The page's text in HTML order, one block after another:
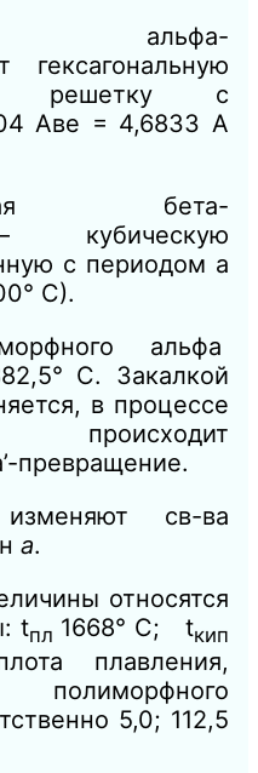
альфа-
решетку с
Аве = 4,6833 А
бета-
кубическую
с периодом а
С).
альфа
С. Закалкой
в процессе
превращение.
св-ва
а.
относятся
tпл 1668° С; tкип
плавления,
5,0; 112,5